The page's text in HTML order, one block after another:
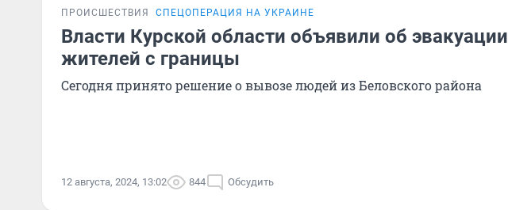
ПРОИСШЕСТВИЯ СПЕЦОПЕРАЦИЯ НА УКРАИНЕ
Власти Курской области объявили об эвакуации
жителей с границы
Сегодня принято решение о вывозе людей из Беловского района
12 августа, 2024, 13:02 844 Обсудить